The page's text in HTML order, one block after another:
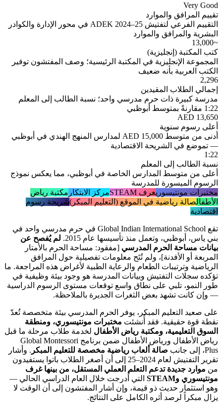
Very Good
تقييم المرافق والموارد
التقييم الفرعي لتفتيش ADEK 2024–25 في محور الإدارة والكوادر
البشرية والمرافق والموارد
~13,000
كتب المكتبة (إنجليزية)
المجموعة الإنجليزية في المكتبة الرئيسية؛ وصف المفتشون توفير
الكتب العربية بأنه ضعيف
2,296
إجمالي الطلاب المقيدين
مدرسة كبيرة ذات حرم مدرسي واحد؛ نسبة الطالب إلى المعلم
1:22 مقارنةً بمتوسط أبوظبي
AED 13,650
أعلى رسوم سنوية
أدنى من متوسط AED 15,000 لمدارس المنهج الهندي في أبوظبي
— تموضع في الشريحة الاقتصادية
1:22
نسبة الطالب إلى المعلم
أعلى من متوسط المدارس الخاصة في أبوظبي، مما يعكس نموذج
الرسوم الميسورة للمدرسة
مختبرات مونتيسوريغرف STEAM مركز الابتكار مكتبة رياض
الأطفالصالة رياضية في الموقع (التعليم المبكر)شريحة رسوم
اقتصادية
تقع Global Indian International School في حرم مدرسي واحد في
بني ياس، أبوظبي، وتعمل منذ تأسيسها عام 2015.
لم يُفصح عن
بيانات مساحة الحرم المدرسي [مفقود: مساحة الحرم بالأمتار
المربعة أو الأفدنة]، ولم تُتَح معلومات تفصيلية حول المرافق
الرياضية وترتيبات الطعام والرعاية الطبية لأغراض هذه المراجعة. ما
تؤكده سجلات التفتيش وبيانات المدرسة هو وجود بيئة وظيفية في
طور النمو، تلبي على نطاق واسع توقعات مستوى الرسوم الدراسية
— وإن كانت تشهد بعض الثغرات الجديرة بالملاحظة.
على صعيد التعليم المبكر، يوفر الحرم المدرسي بيئة متخصصة تُعدّ
نقطة قوة حقيقية. فقد أُنشئت مختبرات مونتيسوري، ومنطقة
السوق التعليمية، ومكتبة رياض الأطفال لخدمة طلاب مرحلة ما قبل
رياض الأطفال ورياض الأطفال ضمن برنامج Global Montessori
Plus، إلى جانب
صالة ألعاب رياضية مخصصة للتعليم المبكر . وأشار
تقرير التفتيش لعام 2024–25 إلى أن أصغر الطلاب باتوا يستفيدون
من موارد جديدة تدعم التعلم العملي المستقل، من بينها غرف
مونتيسوري وSTEAM
التي أُدرجت خلال العام الدراسي الحالي —
وهو استثمار حديث ذو قيمة، وإن أشار المفتشون إلى أن الوقت لا
يزال مبكراً لرصد أثره الكامل على النتائج.